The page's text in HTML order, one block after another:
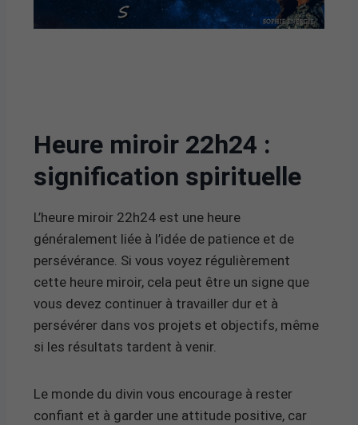
Heure miroir 22h24 :
signification spirituelle
L’heure miroir 22h24 est une heure
généralement liée à l’idée de patience et de
persévérance. Si vous voyez régulièrement
cette heure miroir, cela peut être un signe que
vous devez continuer à travailler dur et à
persévérer dans vos projets et objectifs, même
si les résultats tardent à venir.
Le monde du divin vous encourage à rester
confiant et à garder une attitude positive, car